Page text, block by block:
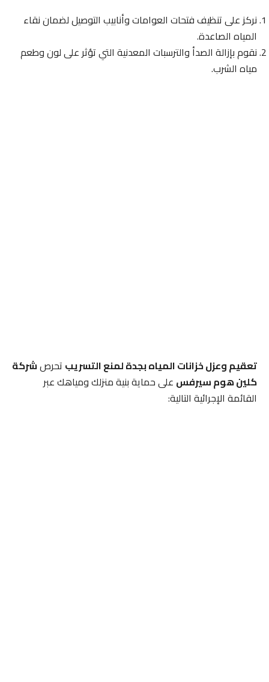
نركز على تنظيف فتحات العوامات وأنابيب التوصيل لضمان نقاء
المياه الصاعدة.
نقوم بإزالة الصدأ والترسبات المعدنية التي تؤثر على لون وطعم
مياه الشرب.
تعقيم وعزل خزانات المياه بجدة لمنع التسريبتحرصشركة
كلين هوم سيرفسعلى حماية بنية منزلك ومياهك عبر
القائمة الإجرائية التالية: